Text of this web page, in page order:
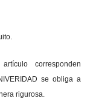
corresponden
se obliga a
rigurosa.